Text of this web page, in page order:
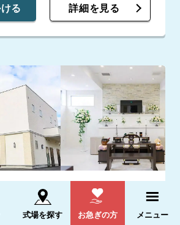
る 詳細を見る
足立西保木間
(12件)
する 電話をかける
式場を探す お急ぎの方 メニュー